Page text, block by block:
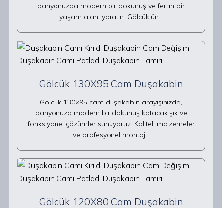
banyonuzda modern bir dokunuş ve ferah bir
yaşam alanı yaratın. Gölcük’ün…
Gölcük 130X95 Cam Duşakabin
Gölcük 130×95 cam duşakabin arayışınızda,
banyonuza modern bir dokunuş katacak şık ve
fonksiyonel çözümler sunuyoruz. Kaliteli malzemeler
ve profesyonel montaj…
Gölcük 120X80 Cam Duşakabin